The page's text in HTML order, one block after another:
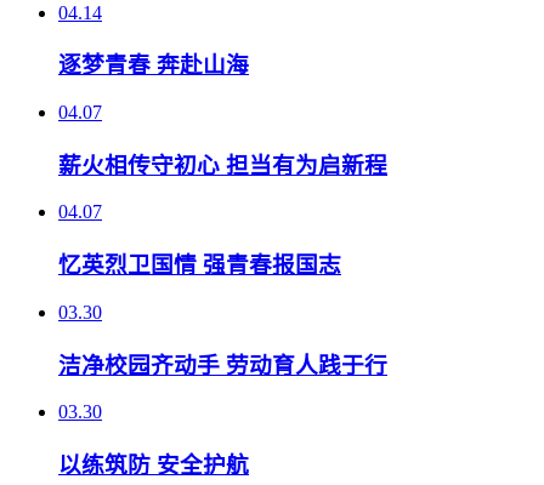
04.14
逐梦青春 奔赴山海
04.07
薪火相传守初心 担当有为启新程
04.07
忆英烈卫国情 强青春报国志
03.30
洁净校园齐动手 劳动育人践于行
03.30
以练筑防 安全护航